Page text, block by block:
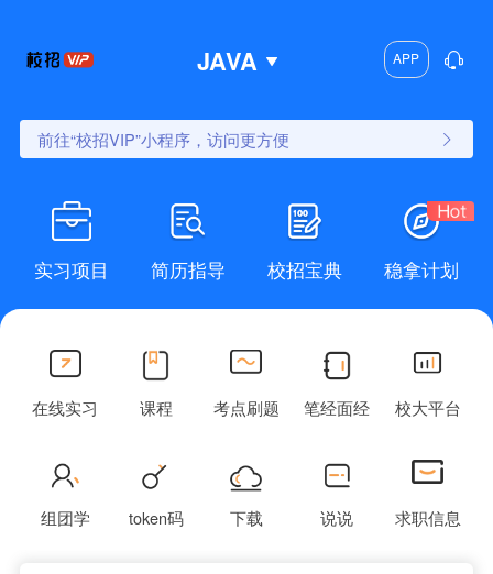
JAVA APP
前往“校招VIP”小程序，访问更方便
实习项目 简历指导 校招宝典 稳拿计划
在线实习 课程 考点刷题 笔经面经 校大平台
组团学 token码 下载 说说 求职信息